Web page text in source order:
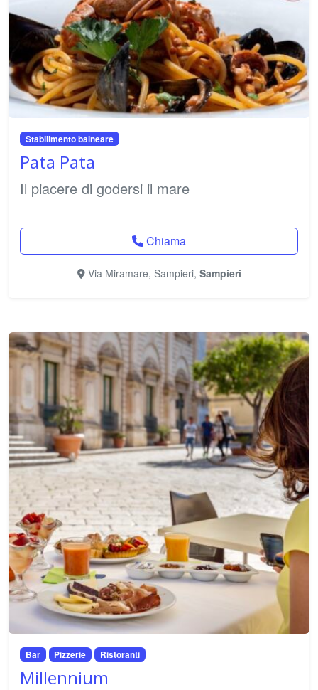
Stabilimento balneare
Pata Pata
Il piacere di godersi il mare
Chiama
Via Miramare, Sampieri, Sampieri
Bar Pizzerie Ristoranti
Millennium